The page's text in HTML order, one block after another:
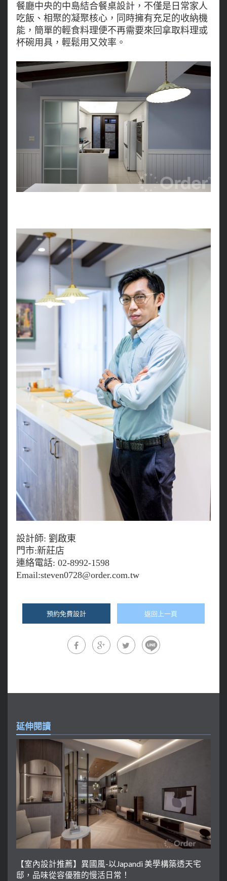
餐廳中央的中島結合餐桌設計，不僅是日常家人
吃飯、相聚的凝聚核心，同時擁有充足的收納機
能，簡單的輕食料理便不再需要來回拿取料理或
杯碗用具，輕鬆用又效率。
設計師: 劉啟東
門市:新莊店
連絡電話: 02-8992-1598
Email:steven0728@order.com.tw
預約免費設計 返回上一頁
延伸閱讀
【室內設計推薦】異國風-以Japandi 美學構築透天宅
邸，品味從容優雅的慢活日常！